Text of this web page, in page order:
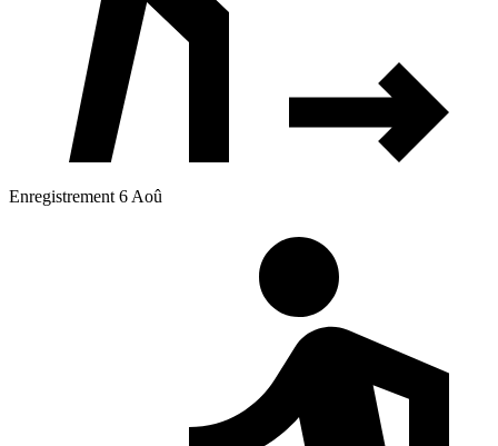
Enregistrement 6 Aoû